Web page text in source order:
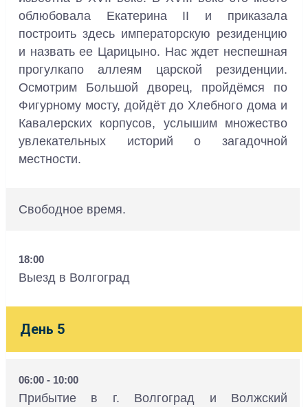
облюбовала Екатерина II и приказала
построить здесь императорскую резиденцию
и назвать ее Царицыно. Нас ждет неспешная
прогулкапо аллеям царской резиденции.
Осмотрим Большой дворец, пройдёмся по
Фигурному мосту, дойдёт до Хлебного дома и
Кавалерских корпусов, услышим множество
увлекательных историй о загадочной
местности.
Свободное время.
18:00
Выезд в Волгоград
День 5
06:00 - 10:00
Прибытие в г. Волгоград и Волжский